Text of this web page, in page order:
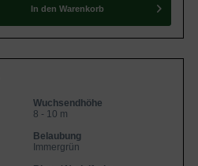
In den Warenkorb
Wuchsendhöhe
8 - 10 m
Belaubung
Immergrün